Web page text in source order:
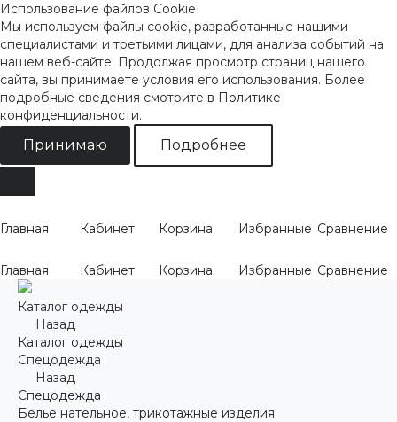
Использование файлов Cookie
Мы используем файлы cookie, разработанные нашими
специалистами и третьими лицами, для анализа событий на
нашем веб-сайте. Продолжая просмотр страниц нашего
сайта, вы принимаете условия его использования. Более
подробные сведения смотрите в Политике
конфиденциальности.
Принимаю Подробнее
Главная Кабинет Корзина Избранные Сравнение
Главная Кабинет Корзина Избранные Сравнение
Каталог одежды
Назад
Каталог одежды
Спецодежда
Назад
Спецодежда
Белье нательное, трикотажные изделия